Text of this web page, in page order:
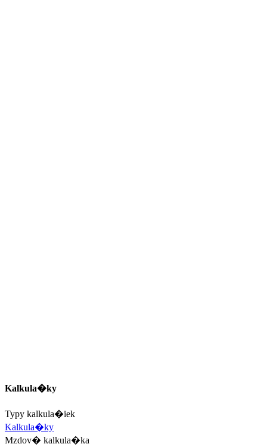
Kalkula�ky
Typy kalkula�iek
Kalkula�ky
Mzdov� kalkula�ka